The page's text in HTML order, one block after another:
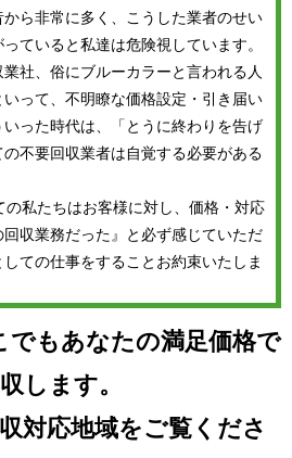
ら非常に多く、こうした業者のせい
ていると私達は危険視しています。
社、俗にブルーカラーと言われる人
って、不明瞭な価格設定・引き届い
った時代は、「とうに終わりを告げ
不要回収業者は自覚する必要がある
の私たちはお客様に対し、価格・対応
収業務だった』と必ず感じていただ
ての仕事をすることお約束いたしま
でもあなたの満足価格で
します。
対応地域をご覧くださ